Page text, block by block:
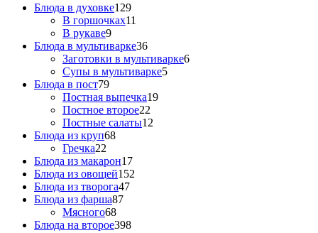
Блюда в духовке129
В горшочках11
В рукаве9
Блюда в мультиварке36
Заготовки в мультиварке6
Супы в мультиварке5
Блюда в пост79
Постная выпечка19
Постное второе22
Постные салаты12
Блюда из круп68
Гречка22
Блюда из макарон17
Блюда из овощей152
Блюда из творога47
Блюда из фарша87
Мясного68
Блюда на второе398